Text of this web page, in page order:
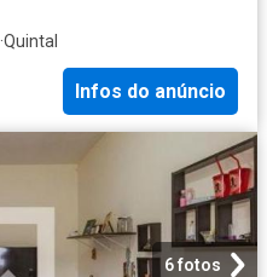
·Quintal
Infos do anúncio
6 fotos